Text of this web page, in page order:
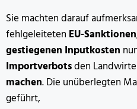
Sie machten darauf
fehlgeleiteten EU-
gestiegenen Inputkosten
Importverbotsden
machen. Die unüberlegten
geführt,